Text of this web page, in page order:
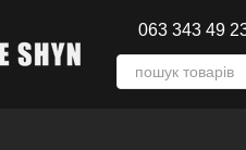
063 343 49